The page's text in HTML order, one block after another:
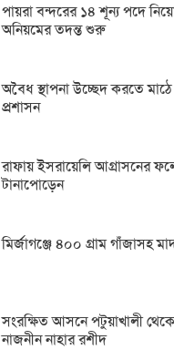
পায়রা বন্দরের ১৪ শূন্য পদে
অনিয়মের তদন্ত শুরু
অবৈধ স্থাপনা উচ্ছেদ করতে
প্রশাসন
রাফায় ইসরায়েলি আগ্রাসনের
টানাপোড়েন
মির্জাগঞ্জে ৪০০ গ্রাম গাঁজাসহ
সংরক্ষিত আসনে পটুয়াখালী
নাজনীন নাহার রশীদ